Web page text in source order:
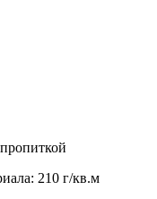
210 г/кв.м